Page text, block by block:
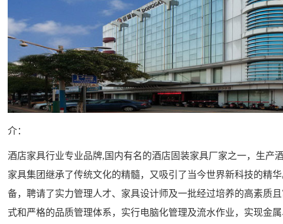
介：
酒店家具行业专业品牌,国内有名的酒店固装家具厂家之一，生产
家具集团继承了传统文化的精髓，又吸引了当今世界新科技的精
备，聘请了实力管理人才、家具设计师及一批经过培养的高素质
式和严格的品质管理体系，实行电脑化管理及流水作业，实现金